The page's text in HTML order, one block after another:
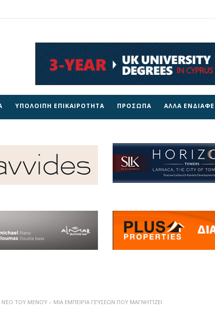
ΥΠΟΛΟΙΠΗ ΕΠΙΚΑΙΡΟΤΗΤΑ ΠΡΟΣΩΠΑ ΑΛΛΑ
ΝΈΟ ΤΟΥ ΜΕΝΟΎ – ΜΙΑ ΕΜΠΕΙΡΊΑ ΓΕΎΣΕΩΝ ΠΟΥ ΜΑΓΝΗΤΊΖΕΙ